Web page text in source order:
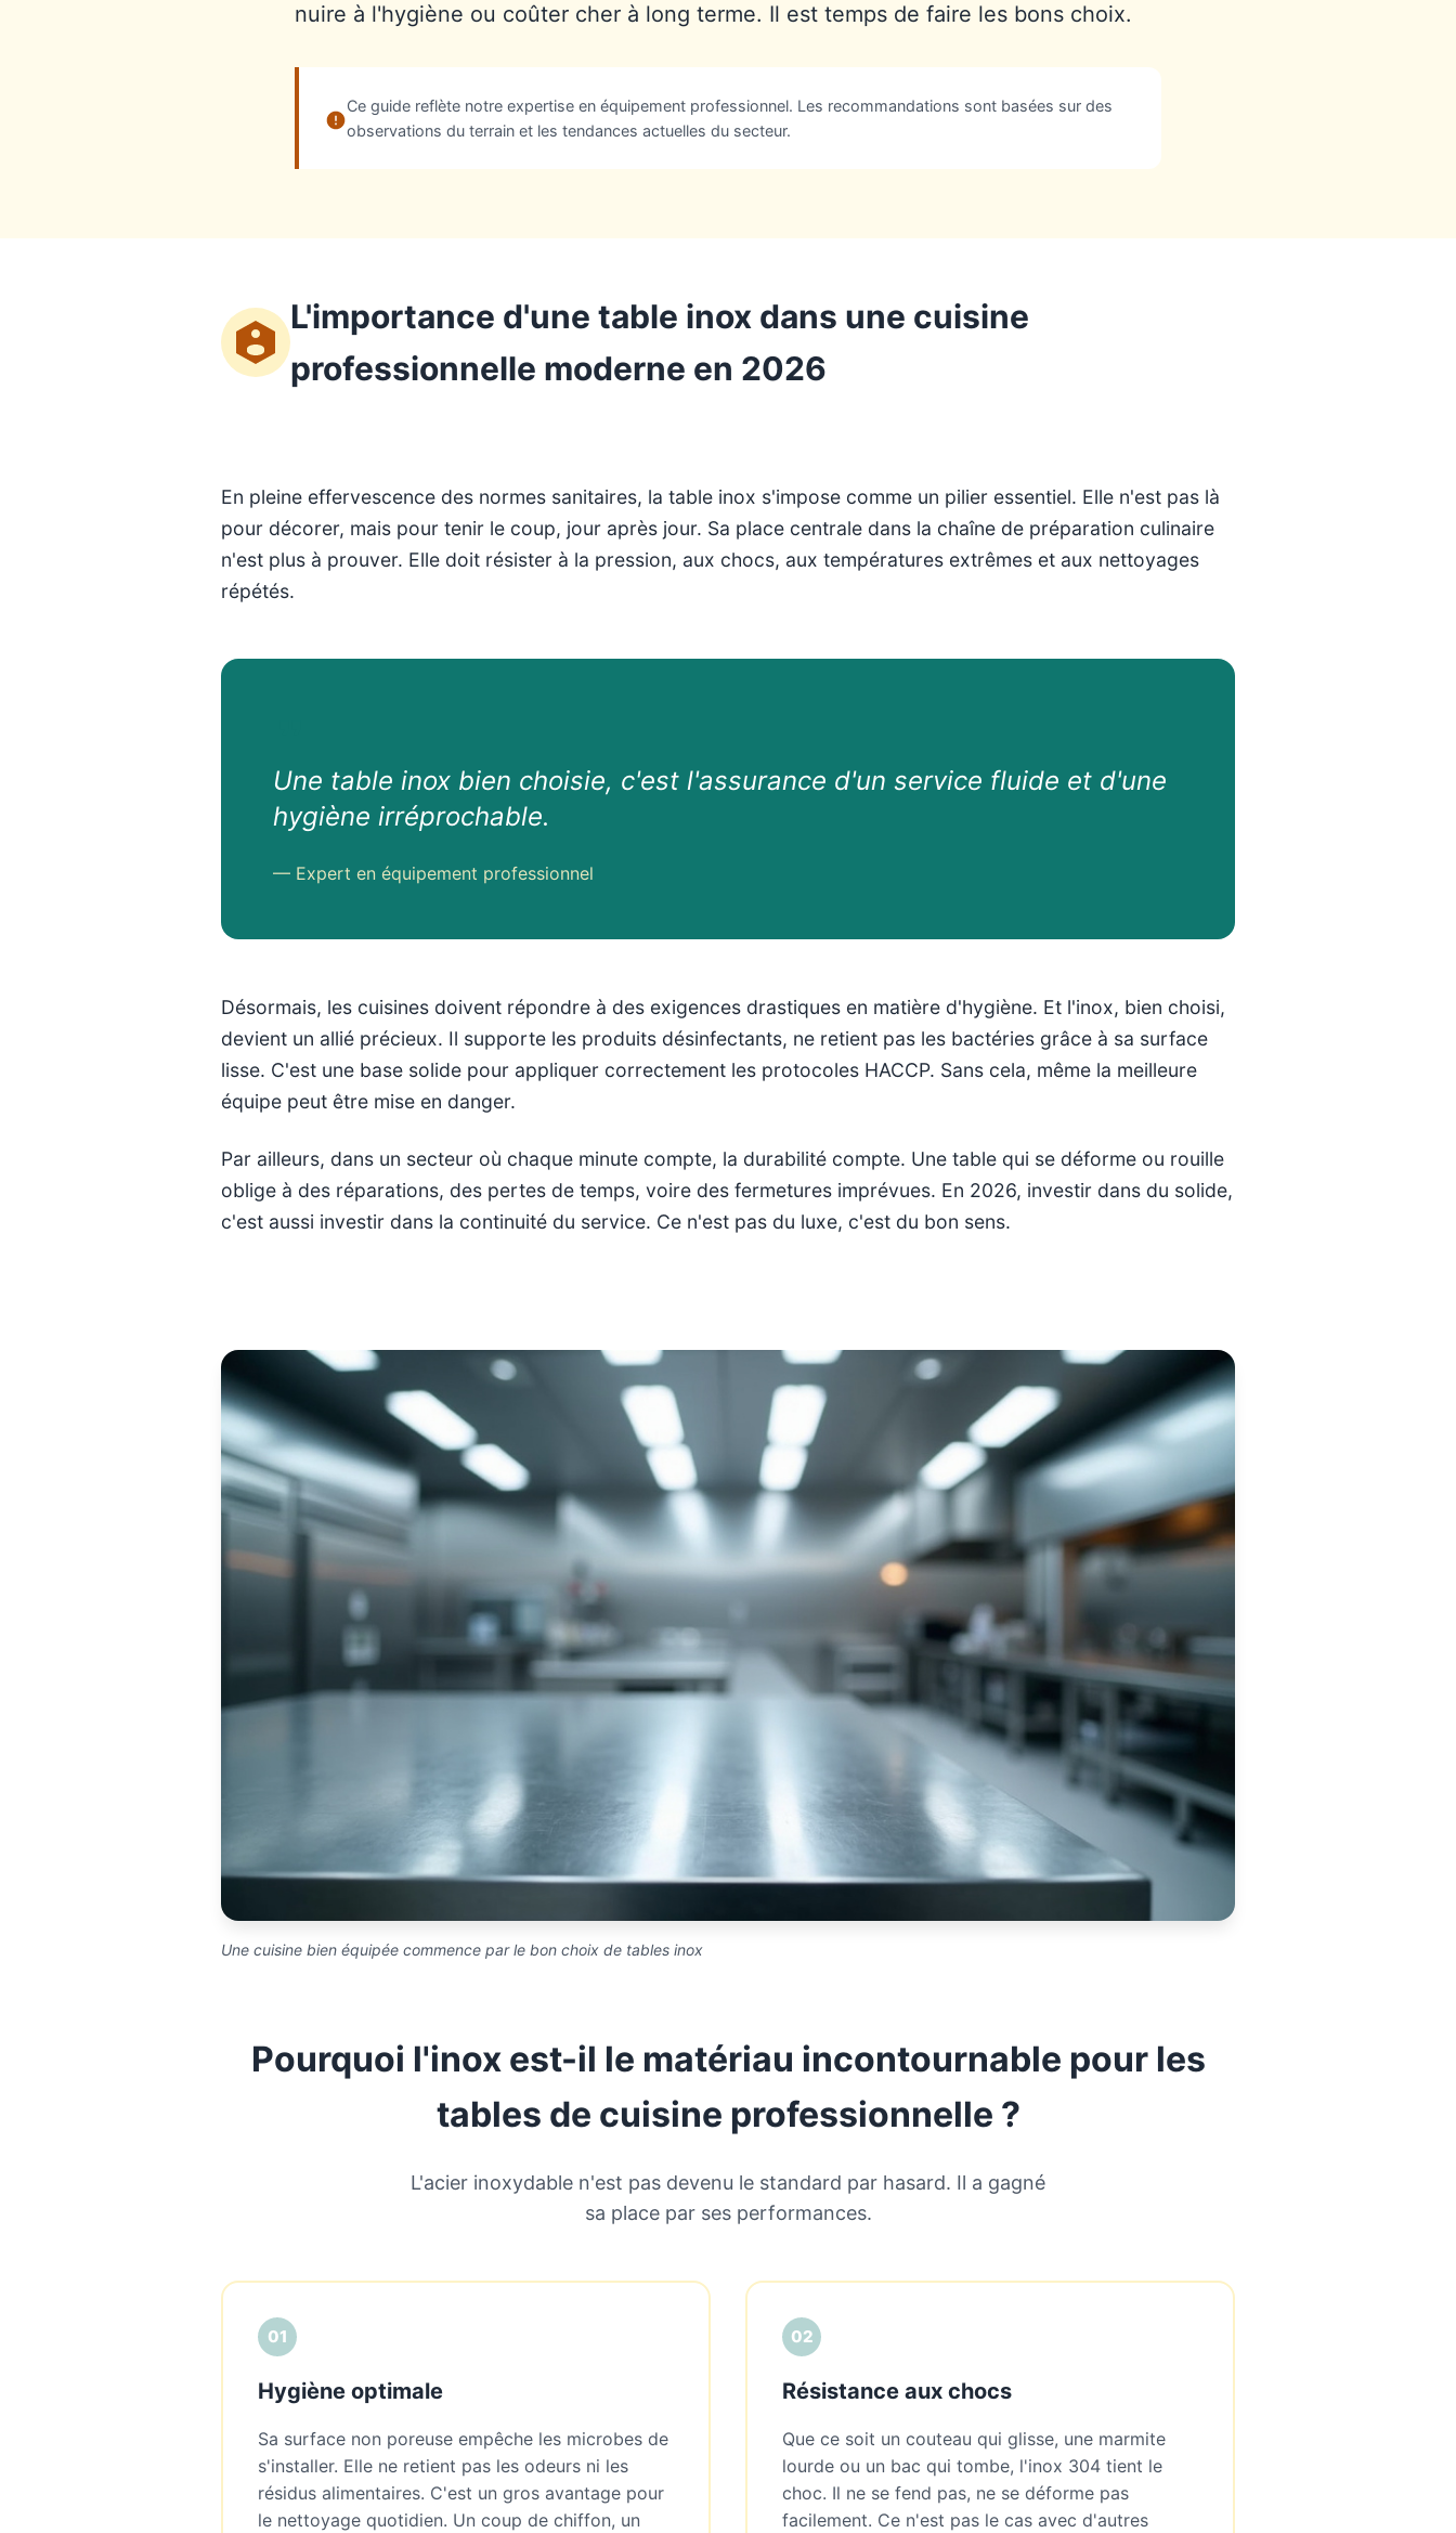
nuire à l'hygiène ou coûter cher à long terme. Il est temps de faire les bons choix.
Ce guide reflète notre expertise en équipement professionnel. Les recommandations sont basées sur des
observations du terrain et les tendances actuelles du secteur.
L'importance d'une table inox dans une cuisine
professionnelle moderne en 2026
En pleine effervescence des normes sanitaires, la table inox s'impose comme un pilier essentiel. Elle n'est pas là
pour décorer, mais pour tenir le coup, jour après jour. Sa place centrale dans la chaîne de préparation culinaire
n'est plus à prouver. Elle doit résister à la pression, aux chocs, aux températures extrêmes et aux nettoyages
répétés.
Une table inox bien choisie, c'est l'assurance d'un service fluide et d'une
hygiène irréprochable.
— Expert en équipement professionnel
Désormais, les cuisines doivent répondre à des exigences drastiques en matière d'hygiène. Et l'inox, bien choisi,
devient un allié précieux. Il supporte les produits désinfectants, ne retient pas les bactéries grâce à sa surface
lisse. C'est une base solide pour appliquer correctement les protocoles HACCP. Sans cela, même la meilleure
équipe peut être mise en danger.
Par ailleurs, dans un secteur où chaque minute compte, la durabilité compte. Une table qui se déforme ou rouille
oblige à des réparations, des pertes de temps, voire des fermetures imprévues. En 2026, investir dans du solide,
c'est aussi investir dans la continuité du service. Ce n'est pas du luxe, c'est du bon sens.
Une cuisine bien équipée commence par le bon choix de tables inox
Pourquoi l'inox est-il le matériau incontournable pour les
tables de cuisine professionnelle ?
L'acier inoxydable n'est pas devenu le standard par hasard. Il a gagné
sa place par ses performances.
01
Hygiène optimale
Sa surface non poreuse empêche les microbes de
s'installer. Elle ne retient pas les odeurs ni les
résidus alimentaires. C'est un gros avantage pour
le nettoyage quotidien. Un coup de chiffon, un
02
Résistance aux chocs
Que ce soit un couteau qui glisse, une marmite
lourde ou un bac qui tombe, l'inox 304 tient le
choc. Il ne se fend pas, ne se déforme pas
facilement. Ce n'est pas le cas avec d'autres